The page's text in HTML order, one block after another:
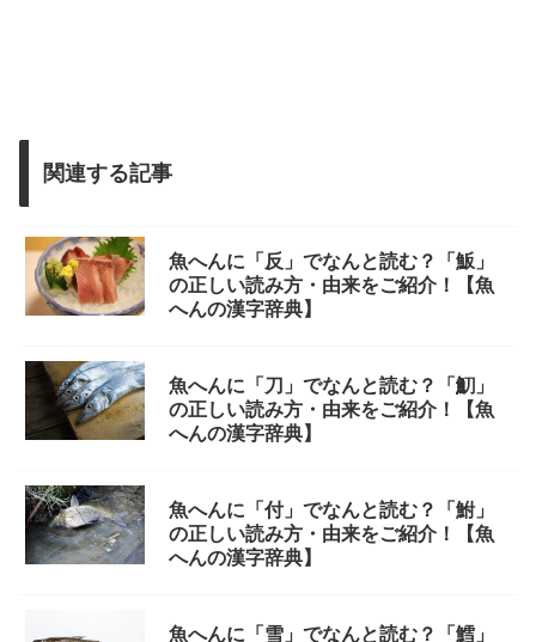
関連する記事
魚へんに「反」でなんと読む？「魬」
の正しい読み方・由来をご紹介！【魚
へんの漢字辞典】
魚へんに「刀」でなんと読む？「魛」
の正しい読み方・由来をご紹介！【魚
へんの漢字辞典】
魚へんに「付」でなんと読む？「鮒」
の正しい読み方・由来をご紹介！【魚
へんの漢字辞典】
魚へんに「雪」でなんと読む？「鱈」